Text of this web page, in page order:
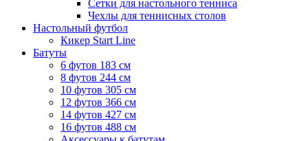
Сетки для настольного тенниса
Чехлы для теннисных столов
Настольный футбол
Кикер Start Line
Батуты
6 футов 183 см
8 футов 244 см
10 футов 305 см
12 футов 366 см
14 футов 427 см
16 футов 488 см